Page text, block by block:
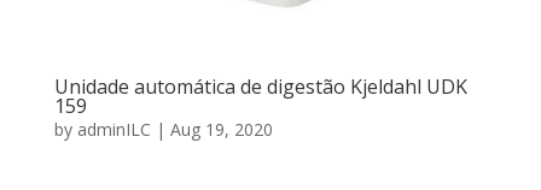
Unidade automática de digestão Kjeldahl UDK
159
by adminILC | Aug 19, 2020